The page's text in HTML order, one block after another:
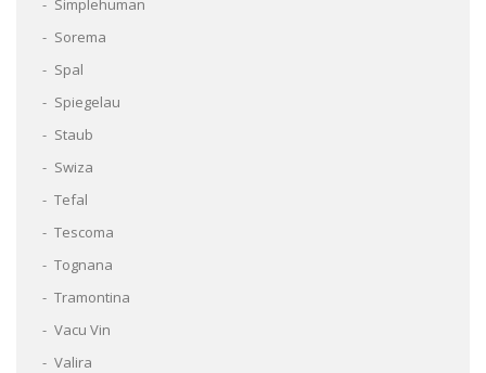
Simplehuman
Sorema
Spal
Spiegelau
Staub
Swiza
Tefal
Tescoma
Tognana
Tramontina
Vacu Vin
Valira